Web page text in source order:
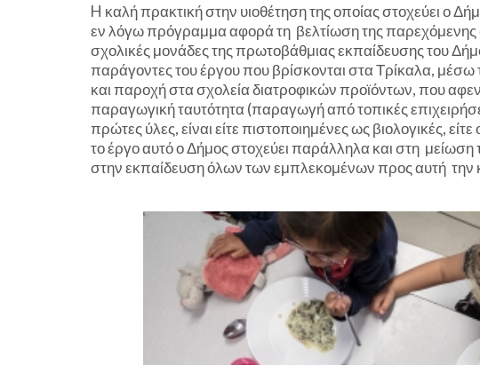
H καλή πρακτική στην υιοθέτηση της οποίας στοχεύει ο
εν λόγω πρόγραμμα αφορά τη βελτίωση της παρεχόμενης
σχολικές μονάδες της πρωτοβάθμιας εκπαίδευσης του
παράγοντες του έργου που βρίσκονται στα Τρίκαλα, μέσω
και παροχή στα σχολεία διατροφικών προϊόντων, που
παραγωγική ταυτότητα (παραγωγή από τοπικές
πρώτες ύλες, είναι είτε πιστοποιημένες ως βιολογικές,
το έργο αυτό ο Δήμος στοχεύει παράλληλα και στη
στην εκπαίδευση όλων των εμπλεκομένων προς αυτή την